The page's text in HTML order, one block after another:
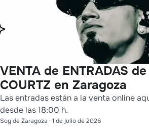
VENTA de ENTRADAS
COURTZ en Zaragoza
Las entradas están a la venta online
desde las 18:00 h.
Soy de Zaragoza · 1 de julio de 2026